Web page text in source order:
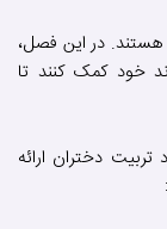
در این فصل،
خود کمک کنند تا
دختران ارائه